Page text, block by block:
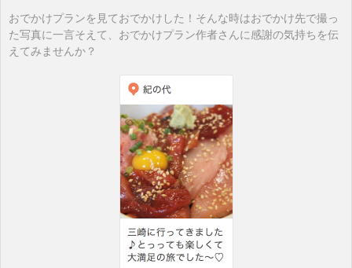
おでかけプランを見ておでかけした！そんな時はおでかけ先で撮っ
た写真に一言そえて、おでかけプラン作者さんに感謝の気持ちを伝
えてみませんか？